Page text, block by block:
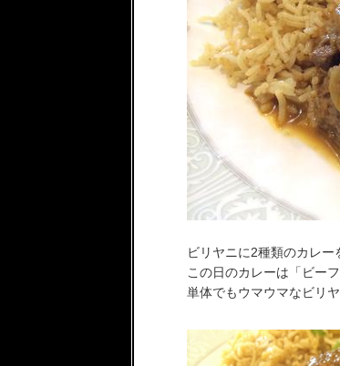
ビリヤニに2種類のカレー
この日のカレーは「ビー
単体でもウマウマなビリ